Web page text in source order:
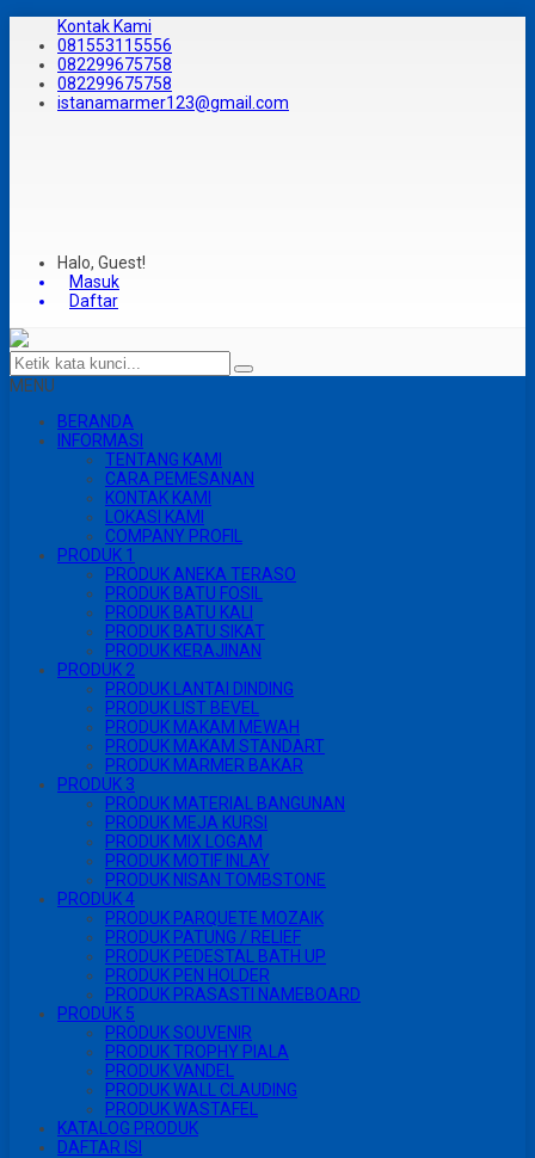
Kontak Kami
081553115556
082299675758
082299675758
istanamarmer123@gmail.com
Halo, Guest!
Masuk
Daftar
MENU
BERANDA
INFORMASI
TENTANG KAMI
CARA PEMESANAN
KONTAK KAMI
LOKASI KAMI
COMPANY PROFIL
PRODUK 1
PRODUK ANEKA TERASO
PRODUK BATU FOSIL
PRODUK BATU KALI
PRODUK BATU SIKAT
PRODUK KERAJINAN
PRODUK 2
PRODUK LANTAI DINDING
PRODUK LIST BEVEL
PRODUK MAKAM MEWAH
PRODUK MAKAM STANDART
PRODUK MARMER BAKAR
PRODUK 3
PRODUK MATERIAL BANGUNAN
PRODUK MEJA KURSI
PRODUK MIX LOGAM
PRODUK MOTIF INLAY
PRODUK NISAN TOMBSTONE
PRODUK 4
PRODUK PARQUETE MOZAIK
PRODUK PATUNG / RELIEF
PRODUK PEDESTAL BATH UP
PRODUK PEN HOLDER
PRODUK PRASASTI NAMEBOARD
PRODUK 5
PRODUK SOUVENIR
PRODUK TROPHY PIALA
PRODUK VANDEL
PRODUK WALL CLAUDING
PRODUK WASTAFEL
KATALOG PRODUK
DAFTAR ISI